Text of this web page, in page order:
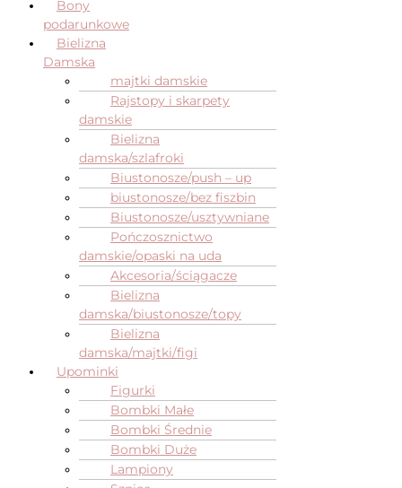
Bony
podarunkowe
Bielizna
Damska
majtki damskie
Rajstopy i skarpety
damskie
Bielizna
damska/szlafroki
Biustonosze/push – up
biustonosze/bez fiszbin
Biustonosze/usztywniane
Pończosznictwo
damskie/opaski na uda
Akcesoria/ściągacze
Bielizna
damska/biustonosze/topy
Bielizna
damska/majtki/figi
Upominki
Figurki
Bombki Małe
Bombki Średnie
Bombki Duże
Lampiony